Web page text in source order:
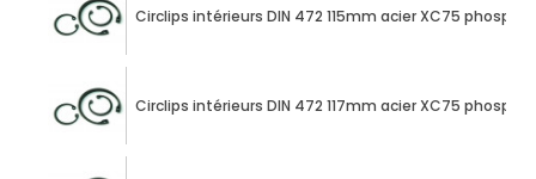
Circlips intérieurs DIN 472 115mm acier XC75
Circlips intérieurs DIN 472 117mm acier XC75